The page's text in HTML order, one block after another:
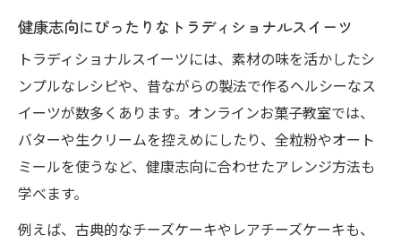
健康志向にぴったりなトラディショナルスイーツ
トラディショナルスイーツには、素材の味を活かしたシ
ンプルなレシピや、昔ながらの製法で作るヘルシーなス
イーツが数多くあります。オンラインお菓子教室では、
バターや生クリームを控えめにしたり、全粒粉やオート
ミールを使うなど、健康志向に合わせたアレンジ方法も
学べます。
例えば、古典的なチーズケーキやレアチーズケーキも、